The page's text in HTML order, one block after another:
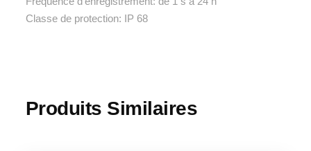
Classe de protection: IP 68
Produits Similaires